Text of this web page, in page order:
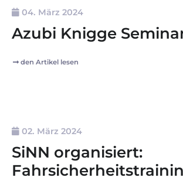
04. März 2024
Azubi Knigge
den Artikel lesen
02. März 2024
SiNN organisiert: